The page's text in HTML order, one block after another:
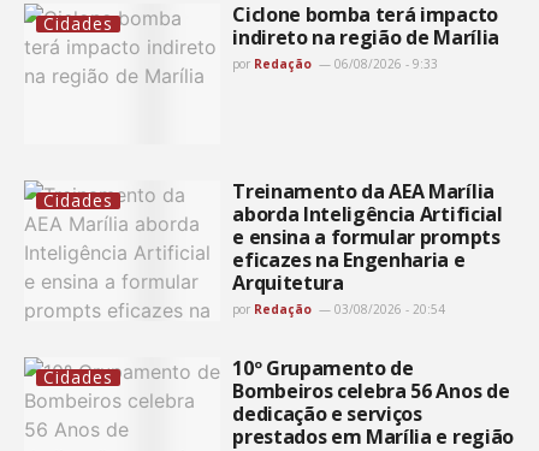
Cidades
Ciclone bomba terá impacto
indireto na região de Marília
por Redação 06/08/2026 - 9:33
Cidades
Treinamento da AEA Marília
aborda Inteligência Artificial
e ensina a formular prompts
eficazes na Engenharia e
Arquitetura
por Redação 03/08/2026 - 20:54
Cidades
10º Grupamento de
Bombeiros celebra 56 Anos de
dedicação e serviços
prestados em Marília e região